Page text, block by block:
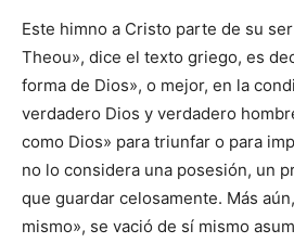
Este himno a Cristo parte de su
Theou», dice el texto griego, es
forma de Dios», o mejor, en la
verdadero Dios y verdadero
como Dios» para triunfar o para
no lo considera una posesión, un
que guardar celosamente. Más
mismo», se vació de sí mismo